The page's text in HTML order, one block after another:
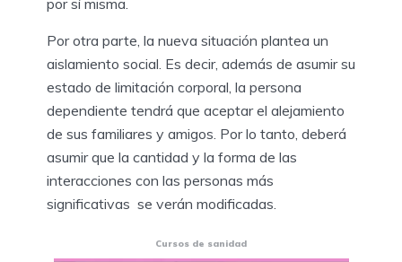
por sí misma.
Por otra parte, la nueva situación plantea un
aislamiento social. Es decir, además de asumir su
estado de limitación corporal, la persona
dependiente tendrá que aceptar el alejamiento
de sus familiares y amigos. Por lo tanto, deberá
asumir que la cantidad y la forma de las
interacciones con las personas más
significativas se verán modificadas.
Cursos de sanidad